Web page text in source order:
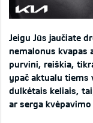
Jeigu Jūs jaučiate
nemalonus kvapas
purvini, reiškia,
ypač aktualu tiems
dulkėtais keliais,
ar serga